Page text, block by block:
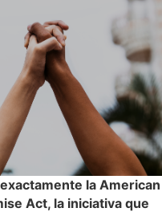
la American
Act, la iniciativa que